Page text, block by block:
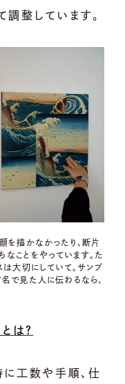
整しています。
を描かなかったり、断片
ことをやっています。た
は大切にしていて。サンプ
で見た人に伝わるなら、
は？
工数や手順、仕